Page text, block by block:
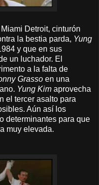
Detroit, cinturón
la bestia parda, Yung
y que en sus
un luchador. El
a la falta de
Grasso en una
Yung Kim aprovecha
el tercer asalto para
Aún así los
determinantes para que
muy elevada.